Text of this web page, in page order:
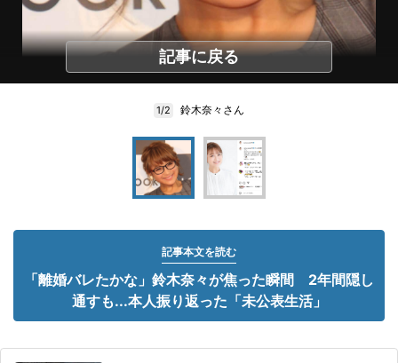
記事に戻る
1/2 鈴木奈々さん
記事本文を読む
「離婚バレたかな」鈴木奈々が焦った瞬間 2年間隠し
通すも...本人振り返った「未公表生活」